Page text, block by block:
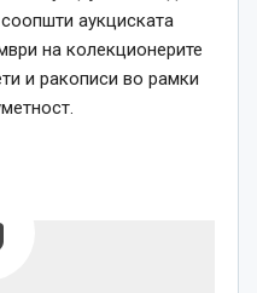
аукциската
на колекционерите
и ракописи во рамки